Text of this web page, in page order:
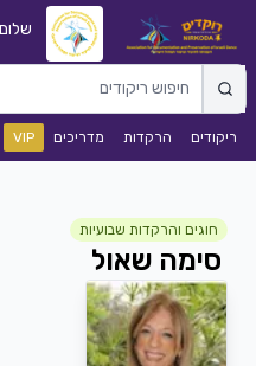
ריקודים הרקדות מדריכים VIP
חוגים והרקדות שבועיות
סימה שאול